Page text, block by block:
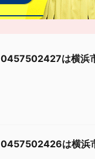
0457502427は横浜
0457502426は横浜